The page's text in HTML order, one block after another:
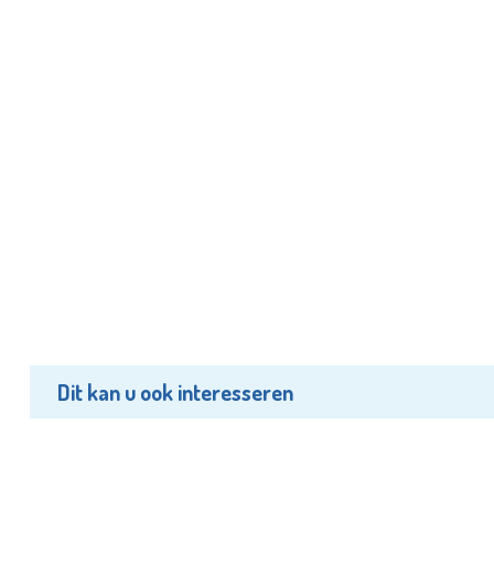
Dit kan u ook interesseren